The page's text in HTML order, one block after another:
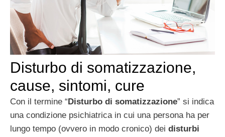
Disturbo di somatizzazione,
cause, sintomi, cure
Con il termine “ Disturbo di somatizzazione” si indica
una condizione psichiatrica in cui una persona ha per
lungo tempo (ovvero in modo cronico) dei disturbi